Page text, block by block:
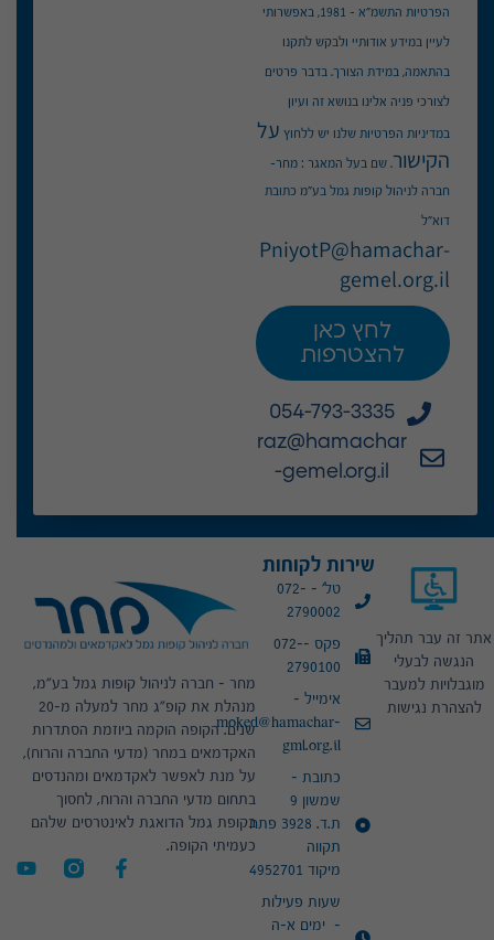
הפרטיות התשמ"א – 1981, באפשרותי
לעיין במידע אודותיי ולבקש לתקנו
בהתאמה, במידת הצורך. בדבר פרטים
לצורכי פניה אלינו בנושא זה ועיון
במדיניות הפרטיות שלנו יש ללחוץ על
הקישור. שם בעל המאגר : מחר-
חברה לניהול קופות גמל בע"מ כתובת
דוא"ל
PniyotP@hamachar-
gemel.org.il
לחץ כאן
להצטרפות
054-793-3335
raz@hamachar
-gemel.org.il
מחר – חברה לניהול קופות גמל בע"מ,
מנהלת את קופ"ג מחר למעלה מ-20
שנים. הקופה הוקמה ביוזמת הסתדרות
האקדמאים במחר (מדעי החברה והרוח),
על מנת לאפשר לאקדמאים ומהנדסים
בתחום מדעי החברה והרוח, לחסוך
בקופת גמל הדואגת לאינטרסים שלהם
כעמיתי הקופה.
אתר זה עבר תהליך
הנגשה לבעלי
מוגבלויות למעבר
להצהרת נגישות
שירות לקוחות
טל' - 072-
2790002
פקס -072-
2790100
אימייל -
moked@hamachar-
gml.org.il
כתובת -
שמשון 9
ת.ד. 3928 פתח
תקווה
מיקוד 4952701
שעות פעילות
- ימים א-ה